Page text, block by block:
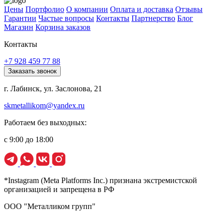
Цены Портфолио О компании Оплата и доставка Отзывы
Гарантии Частые вопросы Контакты Партнерство Блог
Магазин Корзина заказов
Контакты
+7 928 459 77 88
Заказать звонок
г. Лабинск, ул. Заслонова, 21
skmetallikom@yandex.ru
Работаем без выходных:
с 9:00 до 18:00
*Instagram (Meta Platforms Inc.) признана экстремистской
организацией и запрещена в РФ
ООО "Металликом групп"